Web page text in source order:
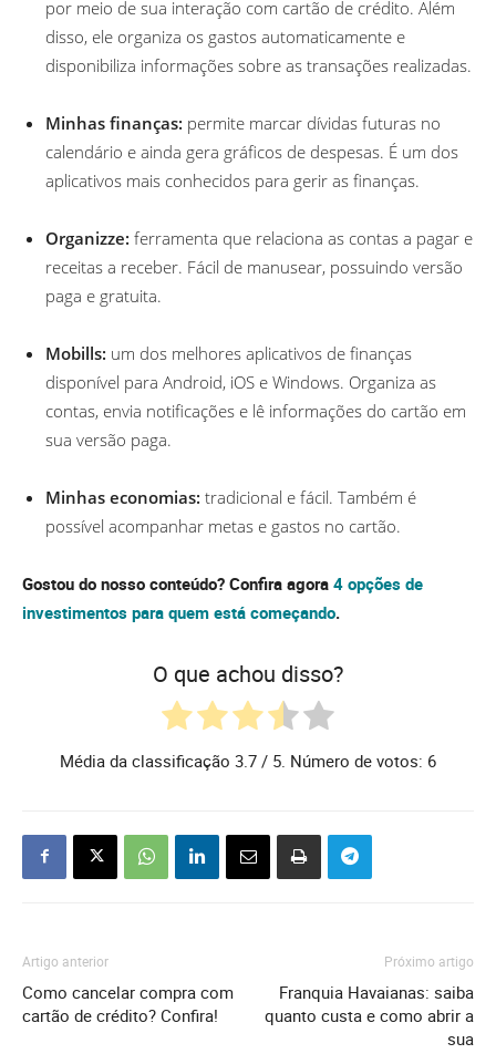
por meio de sua interação com cartão de crédito. Além
disso, ele organiza os gastos automaticamente e
disponibiliza informações sobre as transações realizadas.
Minhas finanças: permite marcar dívidas futuras no
calendário e ainda gera gráficos de despesas. É um dos
aplicativos mais conhecidos para gerir as finanças.
Organizze: ferramenta que relaciona as contas a pagar e
receitas a receber. Fácil de manusear, possuindo versão
paga e gratuita.
Mobills: um dos melhores aplicativos de finanças
disponível para Android, iOS e Windows. Organiza as
contas, envia notificações e lê informações do cartão em
sua versão paga.
Minhas economias: tradicional e fácil. Também é
possível acompanhar metas e gastos no cartão.
Gostou do nosso conteúdo? Confira agora 4 opções de
investimentos para quem está começando.
O que achou disso?
Média da classificação 3.7 / 5. Número de votos: 6
Artigo anterior
Como cancelar compra com
cartão de crédito? Confira!
Próximo artigo
Franquia Havaianas: saiba
quanto custa e como abrir a
sua